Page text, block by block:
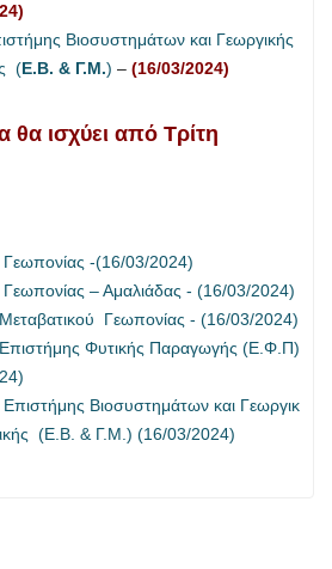
Βιοσυστημάτων και Γεωργικής
(Ε.Β. & Γ.Μ.) – (16/03/2024)
ισχύει από Τρίτη
-(16/03/2024)
– Αμαλιάδας - (16/03/2024)
Γεωπονίας - (16/03/2024)
Φυτικής Παραγωγής (Ε.Φ.Π)
Βιοσυστημάτων και Γεωργικ
(Ε.Β. & Γ.Μ.) (16/03/2024)